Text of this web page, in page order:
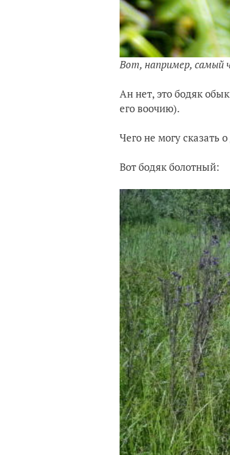
Вот, например, самый
Ан нет, это бодяк
его воочию).
Чего не могу сказать
Вот бодяк болотный: